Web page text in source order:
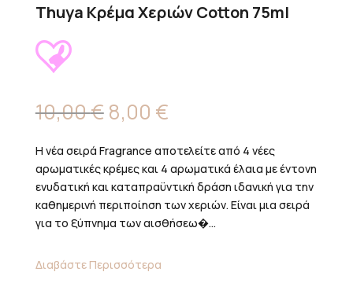
Thuya Κρέμα Χεριών Cotton 75ml
10,00€ Original
price
was:
10,00 €.
8,00 €Η
τρέχουσα
τιμή
είναι:
8,00 €.
Η νέα σειρά Fragrance αποτελείτε από 4 νέες
αρωματικές κρέμες και 4 αρωματικά έλαια με έντονη
ενυδατική και καταπραϋντική δράση ιδανική για την
καθημερινή περιποίηση των χεριών. Είναι μια σειρά
για το ξύπνημα των αισθήσεω�...
Διαβάστε Περισσότερα